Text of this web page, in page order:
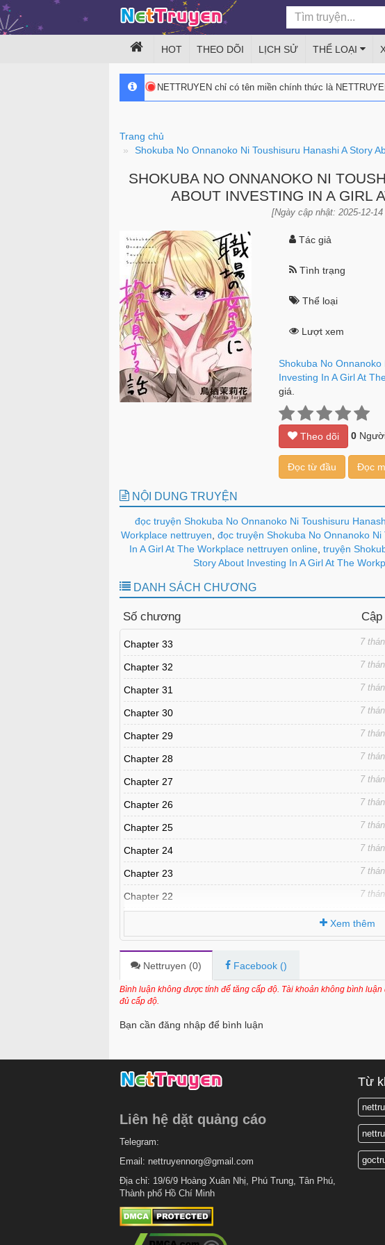
HOT THEO DÕI LỊCH SỬ THỂ LOẠI
NETTRUYEN chỉ có tên miền chính thức là
Trang chủ
Shokuba No Onnanoko Ni Toushisuru Hanashi A Story
SHOKUBA NO ONNANOKO NI
ABOUT INVESTING IN A GIRL
[Ngày cập nhật: 2025-12-
Tác giả
Tình trạng
Thể loại
Lượt xem
Shokuba No Onnanoko
Investing In A Girl At
giá.
Theo dõi 0
Đọc từ đầu Đọc
NỘI DUNG TRUYỆN
đọc truyện Shokuba No Onnanoko Ni Toushisuru
Workplace nettruyen đọc truyện Shokuba No Onnanoko
In A Girl At The Workplace nettruyen online, truyện
Story About Investing In A Girl At The
DANH SÁCH CHƯƠNG
Số chương
Chapter 33 7
Chapter 32 7
Chapter 31 7
Chapter 30 7
Chapter 29 7
Chapter 28 7
Chapter 27 7
Chapter 26 7
Chapter 25 7
Chapter 24 7
Chapter 23 7
Chapter 22 7
Chapter 20 7
Chapter 19
Chapter 18 7
Chapter 14 7
7
Chapter 12 7
Chapter 11 7
7
Chapter 9
Chapter 8
Chapter 7
Xem thêm
Nettruyen (0) Facebook ()
Bình luận không được tính để tăng cấp độ. Tài khoản không bình
đủ cấp độ.
Bạn cần đăng nhập để bình luận
Liên hệ dặt quảng cáo
Telegram:
Email: nettruyennorg@gmail.com
Địa chỉ: 19/6/9 Hoàng Xuân Nhị, Phú Trung, Tân Phú,
Thành phố Hồ Chí Minh
Từ